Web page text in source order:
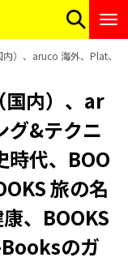
）、aruco 海外、Plat、
国内）、ar
グ&テクニ
時代、BOO
旅の名
、BOOKS
のガ